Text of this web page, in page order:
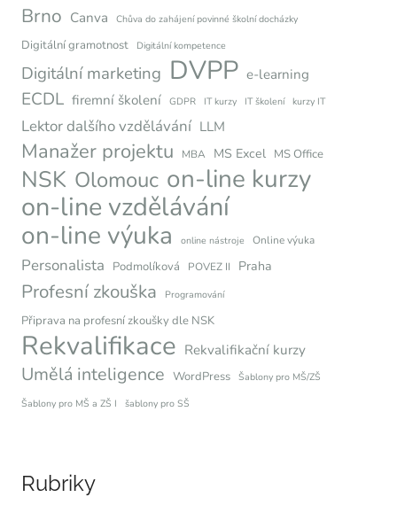
Brno Canva Chůva do zahájení povinné školní docházky
Digitální gramotnost Digitální kompetence
Digitální marketing DVPP e-learning
ECDL firemní školení GDPR IT kurzy IT školení kurzy IT
Lektor dalšího vzdělávání LLM
Manažer projektu MBA MS Excel MS Office
NSK Olomouc on-line kurzy
on-line vzdělávání
on-line výuka online nástroje Online výuka
Personalista Podmolíková POVEZ II Praha
Profesní zkouška Programování
Připrava na profesní zkoušky dle NSK
Rekvalifikace Rekvalifikační kurzy
Umělá inteligence WordPress Šablony pro MŠ/ZŠ
Šablony pro MŠ a ZŠ I
šablony pro SŠ
Rubriky